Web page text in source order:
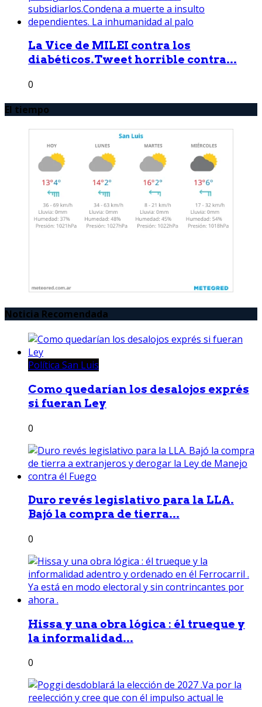
La Vice de MILEI contra los
diabéticos.Tweet horrible contra...
0
El tiempo
Noticia Recomendada
Política San Luis
Como quedarían los desalojos exprés
si fueran Ley
0
Duro revés legislativo para la LLA.
Bajó la compra de tierra...
0
Hissa y una obra lógica : él trueque y
la informalidad...
0